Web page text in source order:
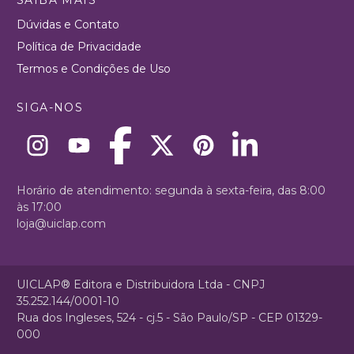
Dúvidas e Contato
Política de Privacidade
Termos e Condições de Uso
SIGA-NOS
Horário de atendimento: segunda à sexta-feira, das 8:00
às 17:00
loja@uiclap.com
UICLAP® Editora e Distribuidora Ltda - CNPJ
35.252.144/0001-10
Rua dos Ingleses, 524 - cj.5 - São Paulo/SP - CEP 01329-
000